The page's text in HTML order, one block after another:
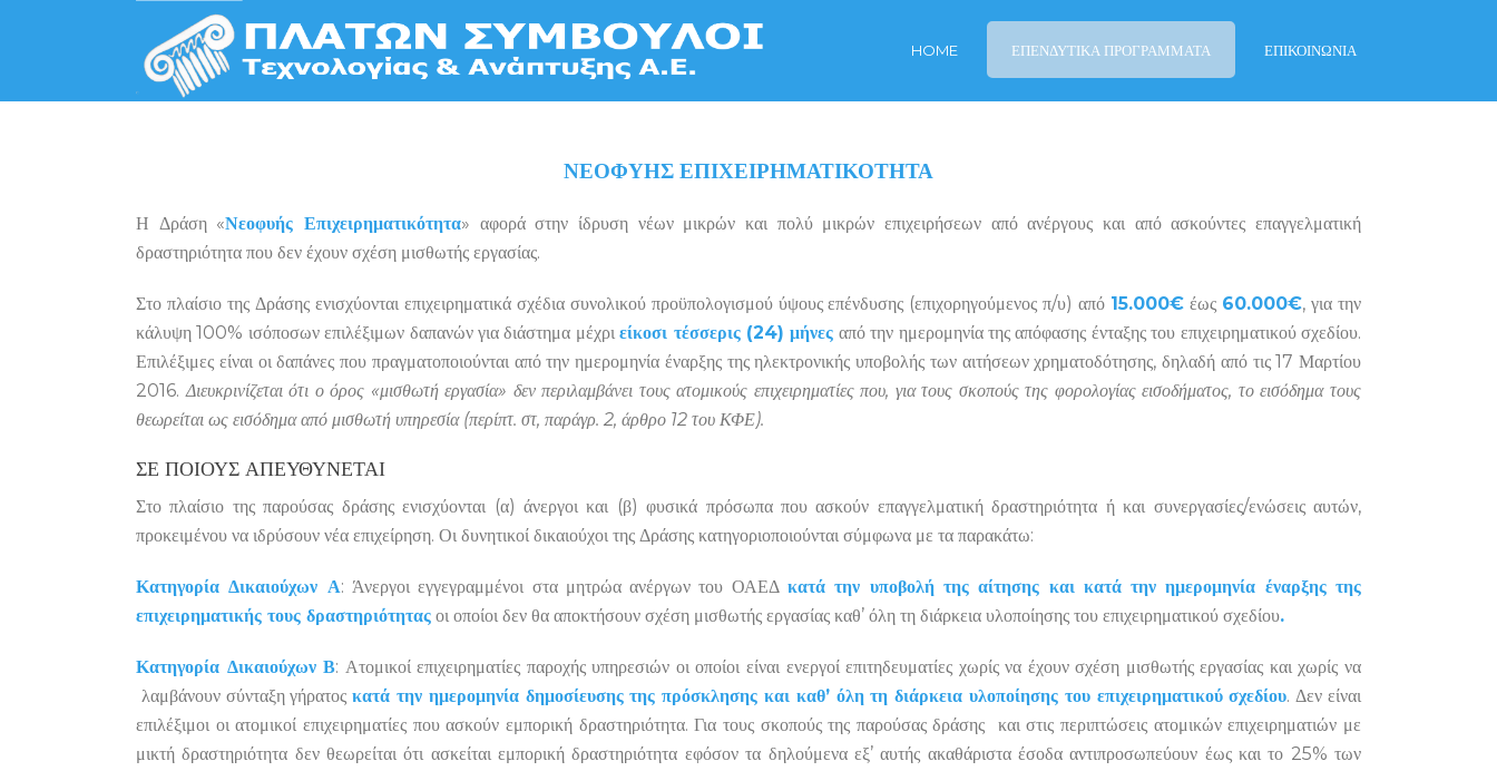
HOME ΕΠΕΝΔΥΤΙΚΆ ΠΡΟΓΡΆΜΜΑΤΑ ΕΠΙΚΟΙΝΩΝΙΑ
ΝΕΟΦΥΗΣ ΕΠΙΧΕΙΡΗΜΑΤΙΚΟΤΗΤΑ
Η Δράση «Νεοφυής Επιχειρηματικότητα» αφορά στην ίδρυση νέων μικρών και πολύ μικρών επιχειρήσεων από ανέργους και από ασκούντες επαγγελματική
δραστηριότητα που δεν έχουν σχέση μισθωτής εργασίας.
Στο πλαίσιο της Δράσης ενισχύονται επιχειρηματικά σχέδια συνολικού προϋπολογισμού ύψους επένδυσης (επιχορηγούμενος π/υ) από 15.000€ έως 60.000€, για την
κάλυψη 100% ισόποσων επιλέξιμων δαπανών για διάστημα μέχριείκοσι τέσσερις (24) μήνες από την ημερομηνία της απόφασης ένταξης του επιχειρηματικού σχεδίου.
Επιλέξιμες είναι οι δαπάνες που πραγματοποιούνται από την ημερομηνία έναρξης της ηλεκτρονικής υποβολής των αιτήσεων χρηματοδότησης, δηλαδή από τις 17 Μαρτίου
2016.Διευκρινίζεται ότι ο όρος «μισθωτή εργασία» δεν περιλαμβάνει τους ατομικούς επιχειρηματίες που, για τους σκοπούς της φορολογίας εισοδήματος, το εισόδημα τους
θεωρείται ως εισόδημα από μισθωτή υπηρεσία (περίπτ. στ, παράγρ. 2, άρθρο 12 του ΚΦΕ).
ΣΕ ΠΟΙΟΥΣ ΑΠΕΥΘΎΝΕΤΑΙ
Στο πλαίσιο της παρούσας δράσης ενισχύονται (α) άνεργοι και (β) φυσικά πρόσωπα που ασκούν επαγγελματική δραστηριότητα ή και συνεργασίες/ενώσεις αυτών,
προκειμένου να ιδρύσουν νέα επιχείρηση. Οι δυνητικοί δικαιούχοι της Δράσης κατηγοριοποιούνται σύμφωνα με τα παρακάτω:
Κατηγορία Δικαιούχων Α: Άνεργοι εγγεγραμμένοι στα μητρώα ανέργων του ΟΑΕΔκατά την υποβολή της αίτησης και κατά την ημερομηνία έναρξης της
επιχειρηματικής τους δραστηριότητας οι οποίοι δεν θα αποκτήσουν σχέση μισθωτής εργασίας καθ’ όλη τη διάρκεια υλοποίησης του επιχειρηματικού σχεδίου.
Κατηγορία Δικαιούχων Β: Ατομικοί επιχειρηματίες παροχής υπηρεσιών οι οποίοι είναι ενεργοί επιτηδευματίες χωρίς να έχουν σχέση μισθωτής εργασίας και χωρίς να
λαμβάνουν σύνταξη γήρατοςκατά την ημερομηνία δημοσίευσης της πρόσκλησηςκαι καθ’ όλη τη διάρκεια υλοποίησης του επιχειρηματικού σχεδίου. Δεν είναι
επιλέξιμοι οι ατομικοί επιχειρηματίες που ασκούν εμπορική δραστηριότητα. Για τους σκοπούς της παρούσας δράσης και στις περιπτώσεις ατομικών επιχειρηματιών με
μικτή δραστηριότητα δεν θεωρείται ότι ασκείται εμπορική δραστηριότητα εφόσον τα δηλούμενα εξ’ αυτής ακαθάριστα έσοδα αντιπροσωπεύουν έως και το 25% των